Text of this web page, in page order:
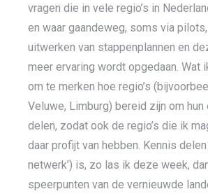
vragen die in vele regio’s in
en waar gaandeweg, soms via
uitwerken van stappenplannen en
meer ervaring wordt opgedaan. Wat
om te merken hoe regio’s
Veluwe, Limburg) bereid zijn om hun
delen, zodat ook de regio’s die ik
daar profijt van hebben. Kennis delen
netwerk’) is, zo las ik deze week,
speerpunten van de vernieuwde